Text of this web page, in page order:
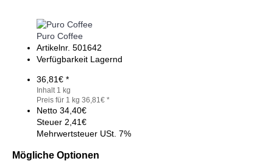
Puro Coffee
Artikelnr. 501642
Verfügbarkeit Lagernd
36,81€ *
Inhalt 1 kg
Preis für 1 kg 36,81€ *
Netto 34,40€
Steuer 2,41€
Mehrwertsteuer USt. 7%
Mögliche Optionen